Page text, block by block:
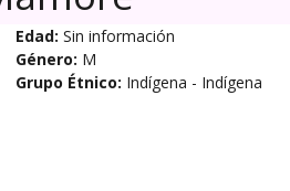
Edad: Sin información
Género: M
Grupo Étnico: Indígena - Indígena